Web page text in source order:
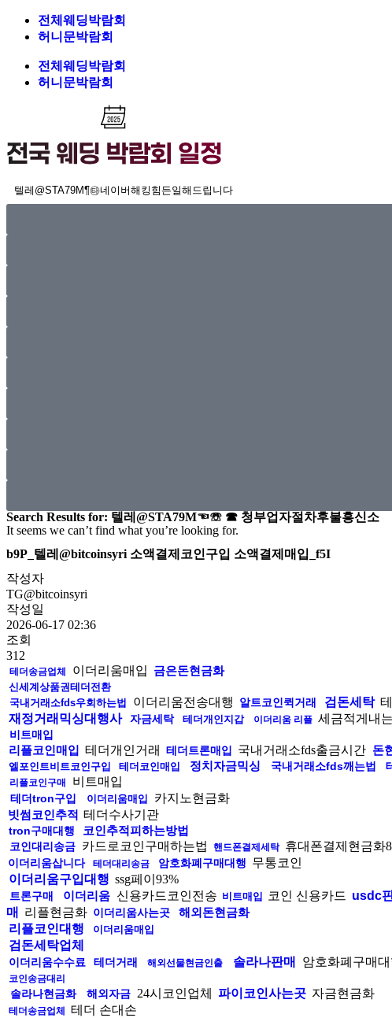
전체웨딩박람회
허니문박람회
전체웨딩박람회
허니문박람회
Search Results for: 텔레@STA79M☜☏ ☎ 청부업자절차후불흥신소
It seems we can’t find what you’re looking for.
b9P_텔레@bitcoinsyri 소액결제코인구입 소액결제매입_f5I
작성자
TG@bitcoinsyri
작성일
2026-06-17 02:36
조회
312
테더송금업체 이더리움매입 금은돈현금화
신세계상품권테더전환
국내거래소fds우회하는법
이더리움전송대행 알트코인퀵거래 검돈세탁
재정거래믹싱대행사
자금세탁 테더개인지갑 이더리움 리플 세금적게내
비트매입
리플코인매입 테더개인거래 테더트론매입 국내거래소fds출금시간 돈
엘포인트비트코인구입 테더코인매입 정치자금믹싱 국내거래소fds깨는법
리플코인구매 비트매입
테더tron구입 이더리움매입
카지노현금화
빗썸코인추적 테더수사기관
tron구매대행 코인추적피하는방법
코인대리송금 카드로코인구매하는법 핸드폰결제세탁 휴대폰결제현금화
이더리움삽니다 테더대리송금 암호화폐구매대행 무통코인
이더리움구입대행 ssg페이93%
트론구매 이더리움 신용카드코인전송 비트매입 코인 신용카드 usdc
매
리플현금화 이더리움사는곳
해외돈현금화
리플코인대행
이더리움매입
검돈세탁업체
이더리움수수료 테더거래 해외선물현금인출 솔라나판매 암호화폐구매대
코인송금대리
솔라나현금화 해외자금 24시코인업체 파이코인사는곳 자금현금화
테더송금업체 테더 손대손